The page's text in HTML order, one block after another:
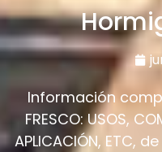
Información
FRESCO: USOS,
APLICACIÓN, ETC,